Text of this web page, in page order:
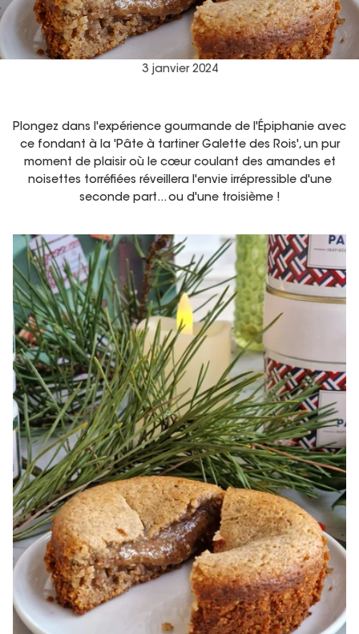
3 janvier 2024
Plongez dans l'expérience gourmande de l'Épiphanie avec
ce fondant à la 'Pâte à tartiner Galette des Rois', un pur
moment de plaisir où le cœur coulant des amandes et
noisettes torréfiées réveillera l'envie irrépressible d'une
seconde part... ou d'une troisième !